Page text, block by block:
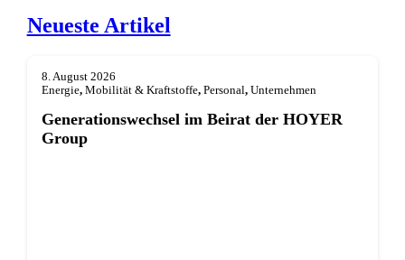
Neueste Artikel
8. August 2026
Energie, Mobilität & Kraftstoffe, Personal, Unternehmen
Generationswechsel im Beirat der HOYER
Group